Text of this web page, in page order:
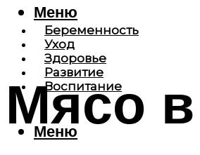
Беременность
Уход
Здоровье
Развитие
Воспитание
Меню
Меню
Мясо